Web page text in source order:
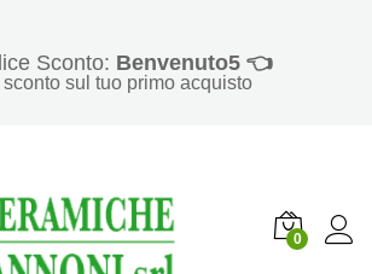
Sconto: Benvenuto5 👈
sconto sul tuo primo acquisto
0